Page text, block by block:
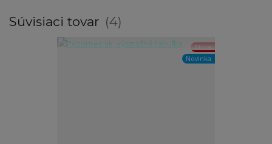
Súvisiaci tovar 4
Akcia
Novinka